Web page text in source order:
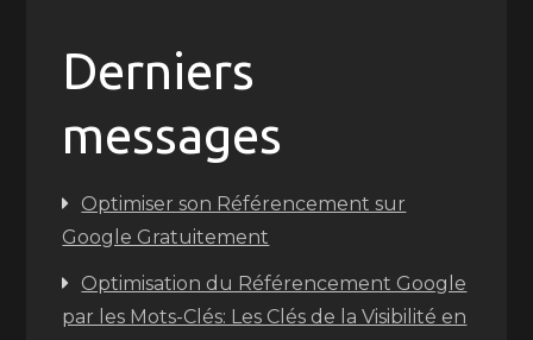
Derniers
messages
Optimiser son Référencement sur
Google Gratuitement
Optimisation du Référencement Google
par les Mots-Clés: Les Clés de la Visibilité en